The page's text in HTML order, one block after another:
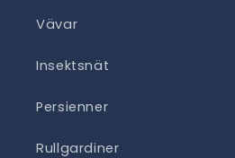
Vävar
Insektsnät
Persienner
Rullgardiner